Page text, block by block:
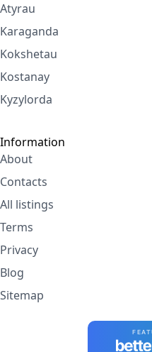
Atyrau
Karaganda
Kokshetau
Kostanay
Kyzylorda
Information
About
Contacts
All listings
Terms
Privacy
Blog
Sitemap